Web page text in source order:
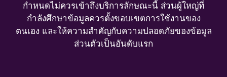
กำหนดไม่ควรเข้าถึงบริการลักษณะนี้ ส่วนผู้ใหญ่ที่
กำลังศึกษาข้อมูลควรตั้งขอบเขตการใช้งานของ
ตนเอง และให้ความสำคัญกับความปลอดภัยของข้อมูล
ส่วนตัวเป็นอันดับแรก